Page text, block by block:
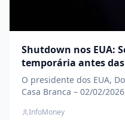
Shutdown nos EUA:
temporária antes
O presidente dos EUA,
Casa Branca – 02/02/
file="https://
InfoMoney